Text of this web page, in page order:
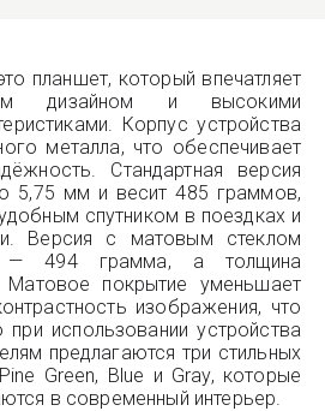
планшет, который впечатляет
дизайном и высокими
Корпус устройства
металла, что обеспечивает
Стандартная версия
5,75 мм и весит 485 граммов,
спутником в поездках и
Версия с матовым стеклом
— 494 грамма, а толщина
покрытие уменьшает
изображения, что
использовании устройства
предлагаются три стильных
Green, Blue и Gray, которые
в современный интерьер.